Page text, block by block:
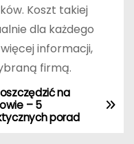
Koszt takiej
dla każdego
informacji,
firmą.
na
– 5
porad